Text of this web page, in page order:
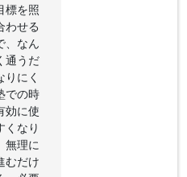
標を照
わせる
、なん
通うだ
りにく
での時
効に使
くなり
無理に
むだけ